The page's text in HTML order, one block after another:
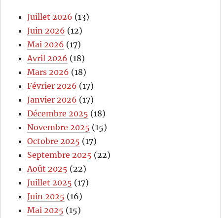
Juillet 2026 (13)
Juin 2026 (12)
Mai 2026 (17)
Avril 2026 (18)
Mars 2026 (18)
Février 2026 (17)
Janvier 2026 (17)
Décembre 2025 (18)
Novembre 2025 (15)
Octobre 2025 (17)
Septembre 2025 (22)
Août 2025 (22)
Juillet 2025 (17)
Juin 2025 (16)
Mai 2025 (15)